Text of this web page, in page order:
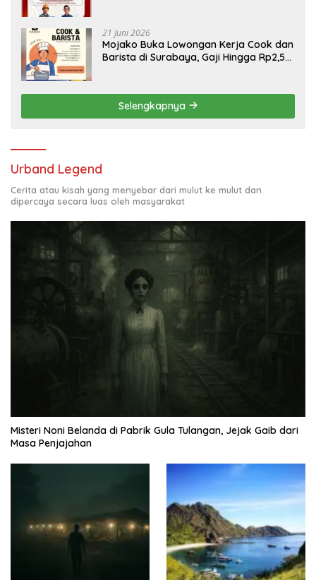
21 Juni 2026
Mojako Buka Lowongan Kerja Cook dan
Barista di Surabaya, Gaji Hingga Rp2,5
Selengkapnya
Urband Legend
Cerita atau kisah yang menyebar dari mulut ke mulut dan
dipercaya secara luas oleh masyarakat
Misteri Noni Belanda di Pabrik Gula Tulangan, Jejak Gaib dari
Masa Penjajahan